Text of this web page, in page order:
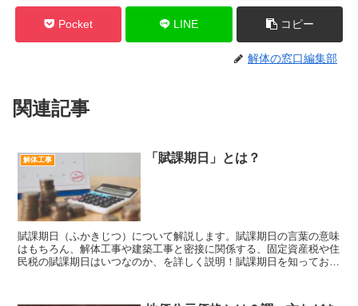
Pocket LINE コピー
解体の窓口編集部
関連記事
解体工事 「賦課期日」とは？
賦課期日（ふかきじつ）について解説します。賦課期日の言葉の意味
はもちろん、解体工事や建築工事と密接に関係する、固定資産税や住
民税の賦課期日はいつなのか、を詳しく説明！賦課期日を知っておけ